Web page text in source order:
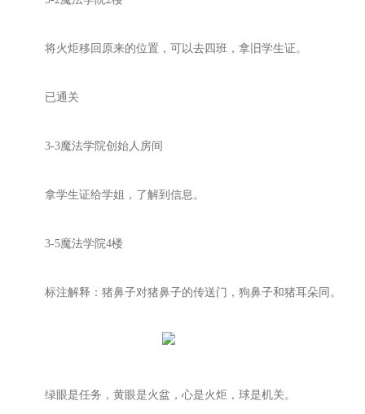
将火炬移回原来的位置，可以去四班，拿旧学生证。
已通关
3-3魔法学院创始人房间
拿学生证给学姐，了解到信息。
3-5魔法学院4楼
标注解释：猪鼻子对猪鼻子的传送门，狗鼻子和猪耳朵同。
绿眼是任务，黄眼是火盆，心是火炬，球是机关。